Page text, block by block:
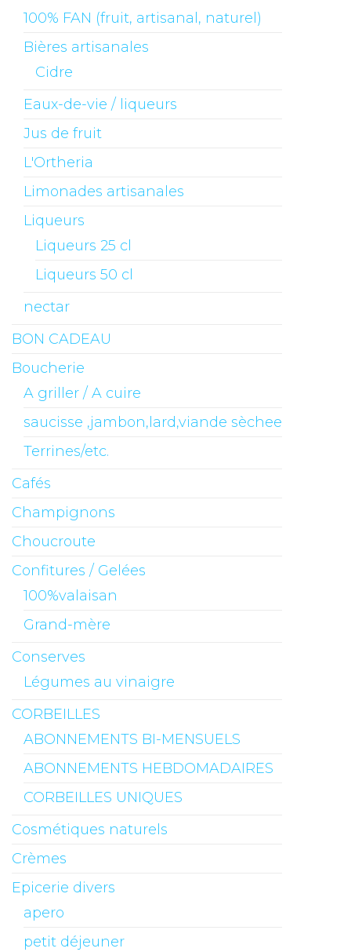
100% FAN (fruit, artisanal, naturel)
Bières artisanales
Cidre
Eaux-de-vie / liqueurs
Jus de fruit
L'Ortheria
Limonades artisanales
Liqueurs
Liqueurs 25 cl
Liqueurs 50 cl
nectar
BON CADEAU
Boucherie
A griller / A cuire
saucisse ,jambon,lard,viande sèchee
Terrines/etc.
Cafés
Champignons
Choucroute
Confitures / Gelées
100%valaisan
Grand-mère
Conserves
Légumes au vinaigre
CORBEILLES
ABONNEMENTS BI-MENSUELS
ABONNEMENTS HEBDOMADAIRES
CORBEILLES UNIQUES
Cosmétiques naturels
Crèmes
Epicerie divers
apero
petit déjeuner